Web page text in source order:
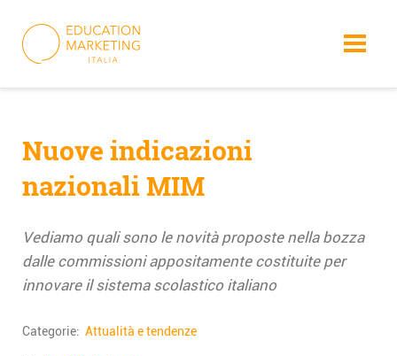
content
Nuove indicazioni
nazionali MIM
Vediamo quali sono le novità proposte nella bozza
dalle commissioni appositamente costituite per
innovare il sistema scolastico italiano
Categorie: Attualità e tendenze